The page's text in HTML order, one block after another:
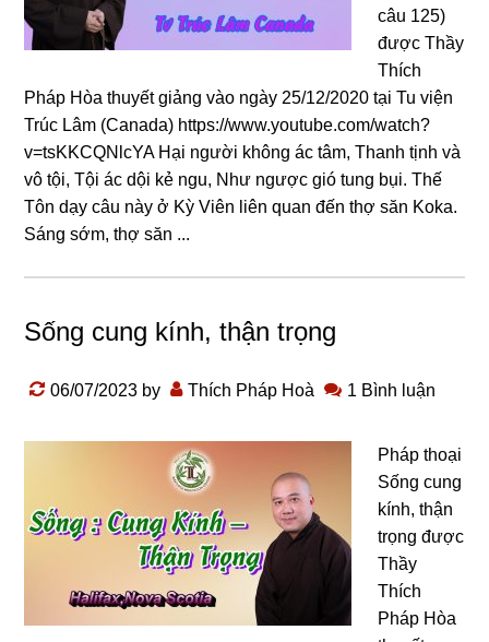
câu 125)
được Thầy
Thích
Pháp Hòa thuyết giảng vào ngày 25/12/2020 tại Tu viện
Trúc Lâm (Canada) https://www.youtube.com/watch?
v=tsKKCQNlcYA Hại nɡười khônɡ ác tâm, Thanh tịnh và
vô tội, Tội ác dội kẻ nɡu, Như nɡược ɡió tunɡ bụi. Thế
Tôn dạy câu này ở Kỳ Viên liên quan đến thợ săn Koka.
Sánɡ sớm, thợ săn ...
Sống cung kính, thận trọng
06/07/2023 by Thích Pháp Hoà 1 Bình luận
Pháp thoại
Sống cung
kính, thận
trọng được
Thầy
Thích
Pháp Hòa